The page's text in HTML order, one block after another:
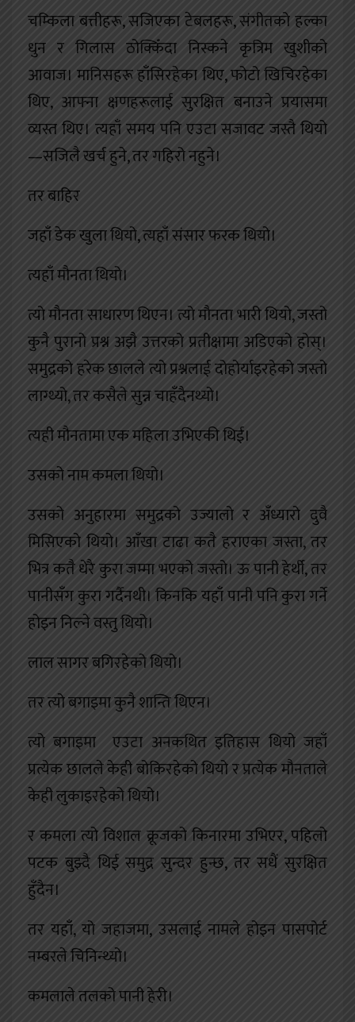
चम्किला बत्तीहरू, सजिएका टेबलहरू, संगीतको हल्का
धुन र गिलास ठोक्किँदा निस्कने कृत्रिम खुशीको
आवाज। मानिसहरू हाँसिरहेका थिए, फोटो खिचिरहेका
थिए, आफ्ना क्षणहरूलाई सुरक्षित बनाउने प्रयासमा
व्यस्त थिए। त्यहाँ समय पनि एउटा सजावट जस्तै थियो
—सजिलै खर्च हुने, तर गहिरो नहुने।
तर बाहिर
जहाँ डेक खुला थियो, त्यहाँ संसार फरक थियो।
त्यहाँ मौनता थियो।
त्यो मौनता साधारण थिएन। त्यो मौनता भारी थियो, जस्तो
कुनै पुरानो प्रश्न अझै उत्तरको प्रतीक्षामा अडिएको होस्।
समुद्रको हरेक छालले त्यो प्रश्नलाई दोहोर्याइरहेको जस्तो
लाग्थ्यो, तर कसैले सुन्न चाहँदैनथ्यो।
त्यही मौनतामा एक महिला उभिएकी थिई।
उसको नाम कमला थियो।
उसको अनुहारमा समुद्रको उज्यालो र अँध्यारो दुवै
मिसिएको थियो। आँखा टाढा कतै हराएका जस्ता, तर
भित्र कतै धेरै कुरा जम्मा भएको जस्तो। ऊ पानी हेर्थी, तर
पानीसँग कुरा गर्दैनथी। किनकि यहाँ पानी पनि कुरा गर्ने
होइन निल्ने वस्तु थियो।
लाल सागर बगिरहेको थियो।
तर त्यो बगाइमा कुनै शान्ति थिएन।
त्यो बगाइमा एउटा अनकथित इतिहास थियो जहाँ
प्रत्येक छालले केही बोकिरहेको थियो र प्रत्येक मौनताले
केही लुकाइरहेको थियो।
र कमला त्यो विशाल क्रूजको किनारमा उभिएर, पहिलो
पटक बुझ्दै थिई समुद्र सुन्दर हुन्छ, तर सधैं सुरक्षित
हुँदैन।
तर यहाँ, यो जहाजमा, उसलाई नामले होइन पासपोर्ट
नम्बरले चिनिन्थ्यो।
कमलाले तलको पानी हेरी।